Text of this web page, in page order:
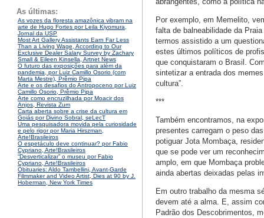
As últimas:
As vozes da floresta amazônica vibram na
arte de Hugo Fortes por Leila Kiyomura,
Jornal da USP
Most Art Gallery Assistants Earn Far Less
Than a Living Wage, According to Our
Exclusive Dealer Salary Survey by Zachary
Small & Eileen Kinsella, Artnet News
O futuro das exposições para além da
pandemia, por Luiz Camillo Osorio (com
Marta Mestre), Prêmio Pipa
Arte e os desafios do Antropoceno por Luiz
Camillo Osorio, Prêmio Pipa
Arte como encruzilhada por Moacir dos
Anjos, Revista Zum
Carta aberta sobre a crise da cultura em
Goiás por Divino Sobral, seLecT
Uma pesquisadora movida pela curiosidade
e pelo rigor por Maria Hirszman,
Arte!Brasileiros
O espetáculo deve continuar? por Fabio
Cypriano, Arte!Brasileiros
“Desverticalizar” o museu por Fabio
Cypriano, Arte!Brasileiros
Obituaries: Aldo Tambellini, Avant-Garde
Filmmaker and Video Artist, Dies at 90 by J.
Hoberman, New York Times
Por exemplo, em Memelito,
falta de balneabilidade da
termos assistido a um
estes últimos políticos de
que conquistaram o Brasil.
sintetizar a entrada dos
cultura”.
***
Também encontramos, na
presentes carregam o peso
potiguar Jota Mombaça,
que se pode ver um
amplo, em que Mombaça
ainda abertas deixadas pelas
Em outro trabalho da mesma
devem até a alma. E, assim
Padrão dos Descobrimentos,